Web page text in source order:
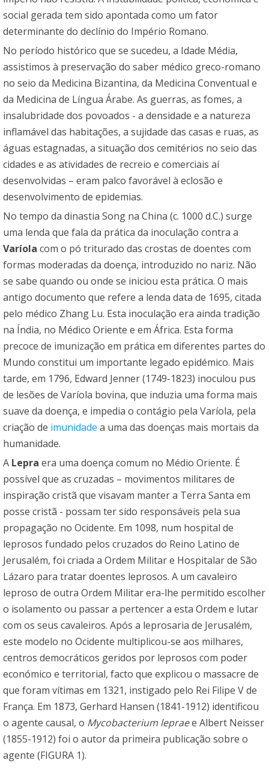
social gerada tem sido apontada como um fator
determinante do declínio do Império Romano.
No período histórico que se sucedeu, a Idade Média,
assistimos à preservação do saber médico greco-romano
no seio da Medicina Bizantina, da Medicina Conventual e
da Medicina de Língua Árabe. As guerras, as fomes, a
insalubridade dos povoados - a densidade e a natureza
inflamável das habitações, a sujidade das casas e ruas, as
águas estagnadas, a situação dos cemitérios no seio das
cidades e as atividades de recreio e comerciais aí
desenvolvidas – eram palco favorável à eclosão e
desenvolvimento de epidemias.
No tempo da dinastia Song na China (c. 1000 d.C.) surge
uma lenda que fala da prática da inoculação contra a
Varíola com o pó triturado das crostas de doentes com
formas moderadas da doença, introduzido no nariz. Não
se sabe quando ou onde se iniciou esta prática. O mais
antigo documento que refere a lenda data de 1695, citada
pelo médico Zhang Lu. Esta inoculação era ainda tradição
na Índia, no Médico Oriente e em África. Esta forma
precoce de imunização em prática em diferentes partes do
Mundo constitui um importante legado epidémico. Mais
tarde, em 1796, Edward Jenner (1749-1823) inoculou pus
de lesões de Varíola bovina, que induzia uma forma mais
suave da doença, e impedia o contágio pela Varíola, pela
criação de imunidade a uma das doenças mais mortais da
humanidade.
A Lepra era uma doença comum no Médio Oriente. É
possível que as cruzadas – movimentos militares de
inspiração cristã que visavam manter a Terra Santa em
posse cristã - possam ter sido responsáveis pela sua
propagação no Ocidente. Em 1098, num hospital de
leprosos fundado pelos cruzados do Reino Latino de
Jerusalém, foi criada a Ordem Militar e Hospitalar de São
Lázaro para tratar doentes leprosos. A um cavaleiro
leproso de outra Ordem Militar era-lhe permitido escolher
o isolamento ou passar a pertencer a esta Ordem e lutar
com os seus cavaleiros. Após a leprosaria de Jerusalém,
este modelo no Ocidente multiplicou-se aos milhares,
centros democráticos geridos por leprosos com poder
económico e territorial, facto que explicou o massacre de
que foram vítimas em 1321, instigado pelo Rei Filipe V de
França. Em 1873, Gerhard Hansen (1841-1912) identificou
o agente causal, o Mycobacterium lepraee Albert Neisser
(1855-1912) foi o autor da primeira publicação sobre o
agente (FIGURA 1).